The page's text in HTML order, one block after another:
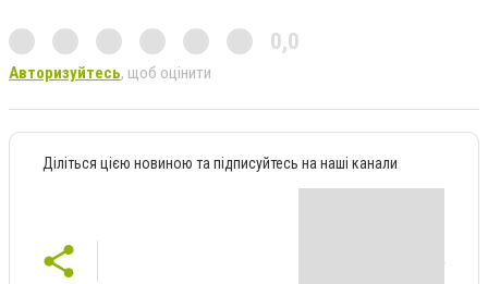
0,0
Авторизуйтесь, щоб оцінити
Діліться цією новиною та підписуйтесь на наші канали